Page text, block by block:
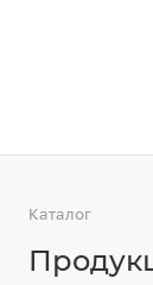
Каталог